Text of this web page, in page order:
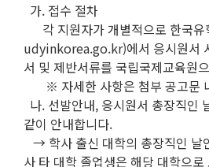
가. 접수 절차
각 지원자가 개별적으로 한국
udyinkorea.go.kr)에서 응시원서
서 및 제반서류를 국립국제교육원
※ 자세한 사항은 첨부 공고문
나. 선발안내, 응시원서 총장직인
같이 안내합니다.
→ 학사 출신 대학의 총장직인 날
사 타 대학 졸업생은 해당 대학으로